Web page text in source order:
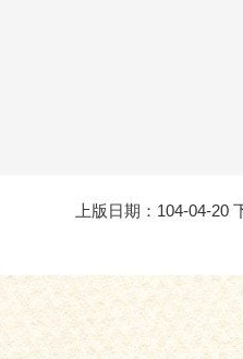
上版日期：104-04-20